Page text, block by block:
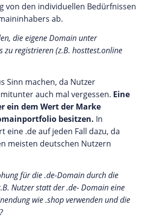
von den individuellen Bedürfnissen
ab.
die eigene Domain unter
zu registrieren (z.B. hosttest.online
Sinn machen, da Nutzer
auch mal vergessen. Eine
ein dem Wert der Marke
besitzen. In
eine .de auf jeden Fall dazu, da
meisten deutschen Nutzern
für die .de-Domain durch die
Nutzer statt der .de- Domain eine
wie .shop verwenden und die